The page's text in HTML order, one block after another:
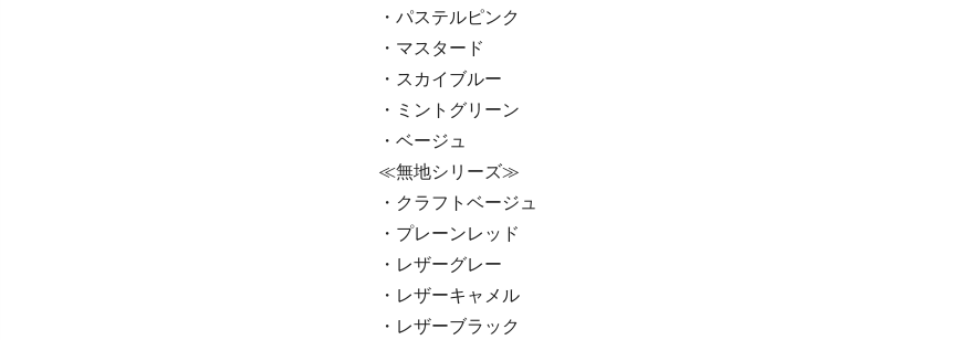
・パステルピンク
・マスタード
・スカイブルー
・ミントグリーン
・ベージュ
≪無地シリーズ≫
・クラフトベージュ
・プレーンレッド
・レザーグレー
・レザーキャメル
・レザーブラック